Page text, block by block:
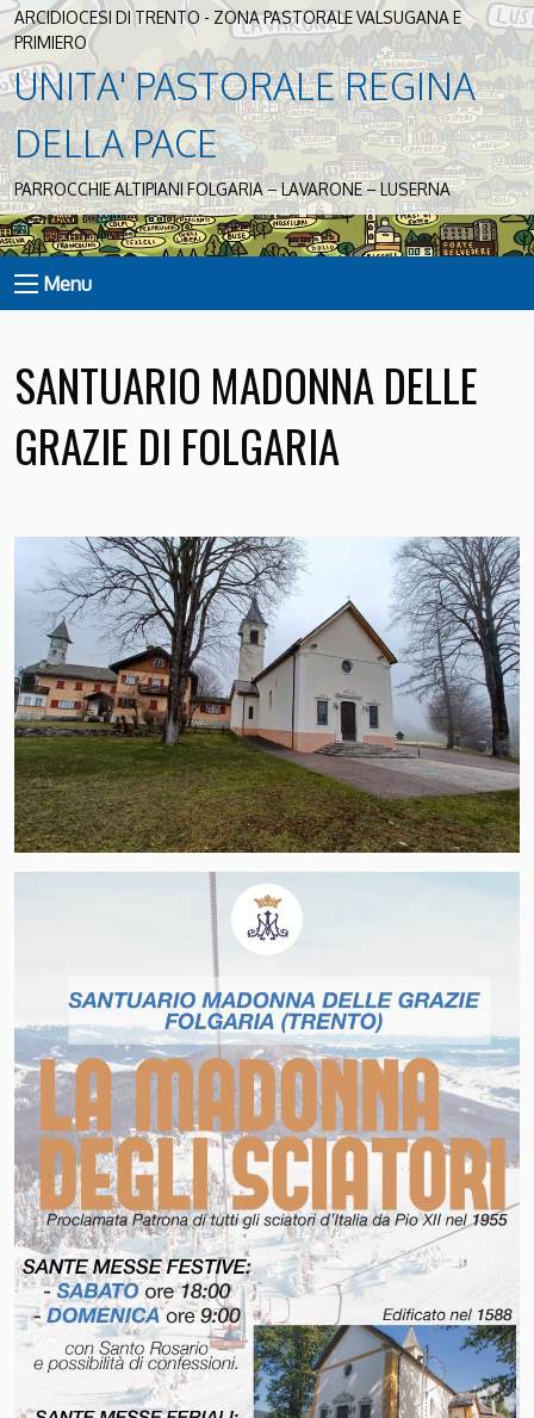
ARCIDIOCESI DI TRENTO - ZONA PASTORALE VALSUGANA E
PRIMIERO
UNITA' PASTORALE REGINA
DELLA PACE
PARROCCHIE ALTIPIANI FOLGARIA – LAVARONE – LUSERNA
Menu
SANTUARIO MADONNA DELLE
GRAZIE DI FOLGARIA